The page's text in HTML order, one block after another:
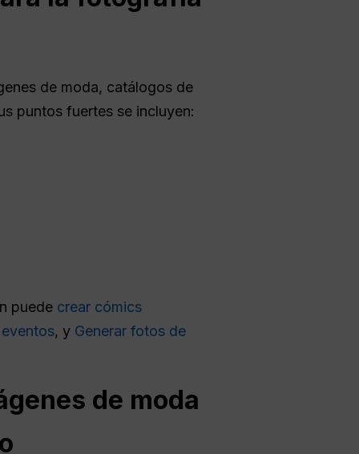
de moda, catálogos de
puntos fuertes se incluyen:
puede crear cómics
, y Generar fotos de
de moda